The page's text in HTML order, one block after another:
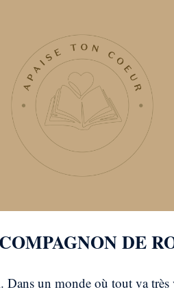
DE
Dans un monde où tout va